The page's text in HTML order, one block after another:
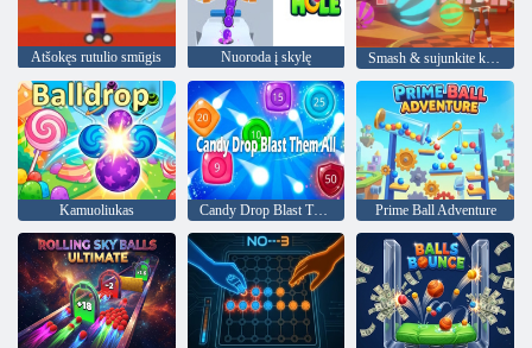
Atšokęs rutulio smūgis Nuoroda į skylę Smash & sujunkite kamuolius
Kamuoliukas Candy Drop Blast Them All Prime Ball Adventure